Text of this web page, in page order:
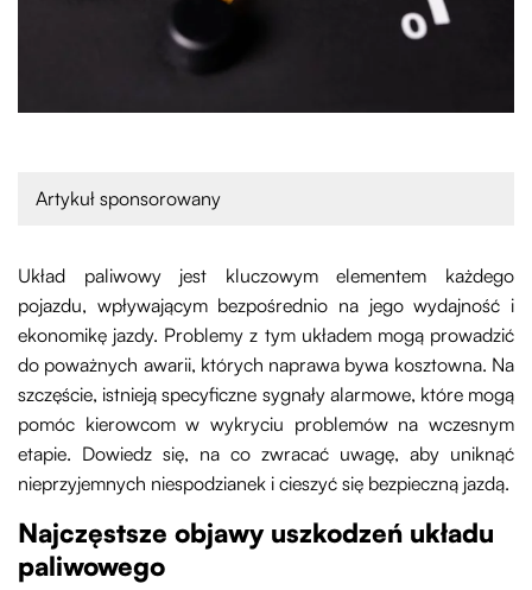
Artykuł sponsorowany
Układ paliwowy jest kluczowym elementem każdego
pojazdu, wpływającym bezpośrednio na jego wydajność i
ekonomikę jazdy. Problemy z tym układem mogą prowadzić
do poważnych awarii, których naprawa bywa kosztowna. Na
szczęście, istnieją specyficzne sygnały alarmowe, które mogą
pomóc kierowcom w wykryciu problemów na wczesnym
etapie. Dowiedz się, na co zwracać uwagę, aby uniknąć
nieprzyjemnych niespodzianek i cieszyć się bezpieczną jazdą.
Najczęstsze objawy uszkodzeń układu
paliwowego